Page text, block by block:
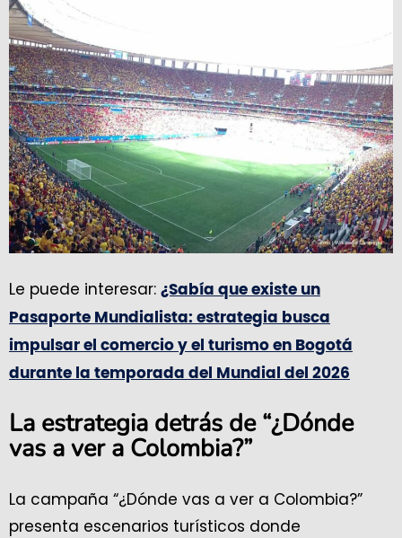
Le puede interesar: ¿Sabía que existe un
Pasaporte Mundialista: estrategia busca
impulsar el comercio y el turismo en Bogotá
durante la temporada del Mundial del 2026
La estrategia detrás de “¿Dónde
vas a ver a Colombia?”
La campaña “¿Dónde vas a ver a Colombia?”
presenta escenarios turísticos donde